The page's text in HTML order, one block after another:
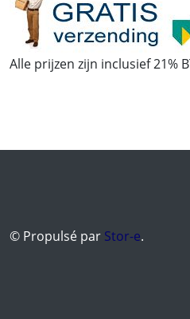
Alle prijzen zijn inclusief 21%
© Propulsé par Stor-e.